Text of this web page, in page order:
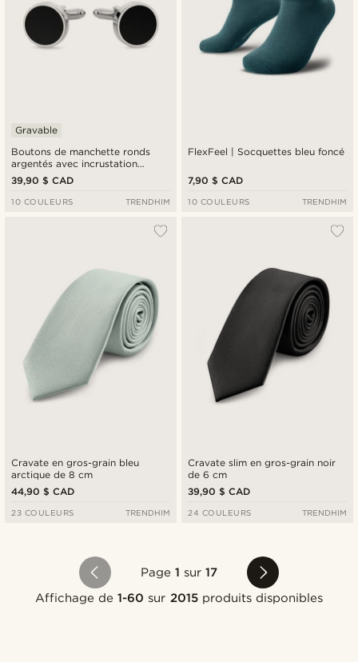
Boutons de manchette ronds
argentés avec incrustation
d'onyx
Gravable
39,90 $ CAD
10 COULEURS TRENDHIM
FlexFeel | Socquettes bleu foncé
7,90 $ CAD
10 COULEURS TRENDHIM
Cravate en gros-grain bleu
arctique de 8 cm
44,90 $ CAD
23 COULEURS TRENDHIM
Cravate slim en gros-grain noir
de 6 cm
39,90 $ CAD
24 COULEURS TRENDHIM
Page 1 sur17
Affichage de1-60 sur 2015produits disponibles